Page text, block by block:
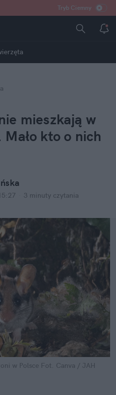
Tryb Ciemny
mieszkają w
kto o nich
3 minuty czytania
w Polsce Fot. Canva / JAH